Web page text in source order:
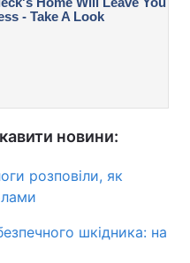
новини:
розповіли, як
шкідника: на